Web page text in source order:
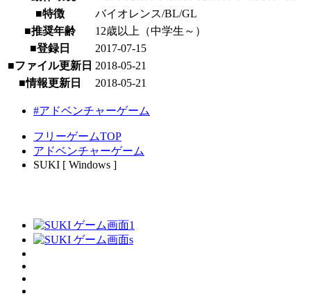
■特徴
バイオレンス/BL/GL
■推奨年齢
12歳以上（中学生～）
■登録日
2017-07-15
■ファイル更新日 2018-05-21
■情報更新日
2018-05-21
#アドベンチャーゲーム
フリーゲームTOP
アドベンチャーゲーム
SUKI [ Windows ]